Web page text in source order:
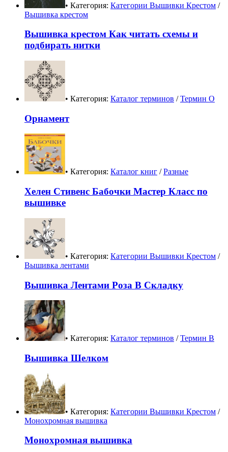
• Категория: Категории Вышивки Крестом /
Вышивка крестом
Вышивка крестом Как читать схемы и
подбирать нитки
• Категория: Каталог терминов /Термин О
Орнамент
• Категория: Каталог книг /Разные
Хелен Стивенс Бабочки Мастер Класс по
вышивке
• Категория: Категории Вышивки Крестом /
Вышивка лентами
Вышивка Лентами Роза В Складку
• Категория: Каталог терминов /Термин В
Вышивка Шелком
• Категория: Категории Вышивки Крестом /
Монохромная вышивка
Монохромная вышивка